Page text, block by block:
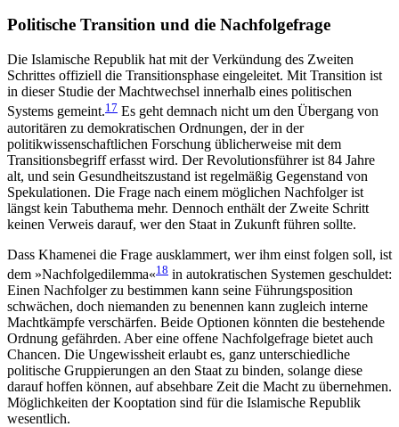
Politische Transition und die Nachfolgefrage
Die Islamische Republik hat mit der Verkündung des Zweiten
Schrittes offiziell die Transitionsphase eingeleitet. Mit Transition ist
in dieser Studie der Machtwechsel innerhalb eines politischen
Systems gemeint.17 Es geht demnach nicht um den Übergang von
autoritären zu demokratischen Ordnungen, der in der
politikwissenschaftlichen Forschung üblicherweise mit dem
Transitionsbegriff erfasst wird. Der Revolutionsführer ist 84 Jahre
alt, und sein Gesundheitszustand ist regelmäßig Gegenstand von
Spekulationen. Die Frage nach einem möglichen Nachfolger ist
längst kein Tabuthema mehr. Dennoch enthält der Zweite Schritt
keinen Verweis darauf, wer den Staat in Zukunft führen sollte.
Dass Khamenei die Frage ausklammert, wer ihm einst folgen soll, ist
dem »Nachfolgedilemma«18 in autokratischen Systemen geschuldet:
Einen Nach­folger zu bestimmen kann seine Führungsposition
schwächen, doch niemanden zu benennen kann zugleich interne
Machtkämpfe verschärfen. Beide Optionen könnten die bestehende
Ordnung gefährden. Aber eine offene Nachfolgefrage bietet auch
Chancen. Die Ungewissheit erlaubt es, ganz unterschiedliche
politische Gruppierungen an den Staat zu binden, solange diese
darauf hoffen können, auf absehbare Zeit die Macht zu übernehmen.
Möglichkeiten der Kooptation sind für die Islamische Repu­blik
wesentlich.